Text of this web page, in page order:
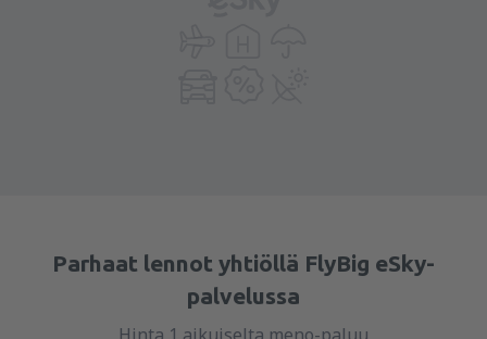
Parhaat lennot yhtiöllä FlyBig eSky-
palvelussa